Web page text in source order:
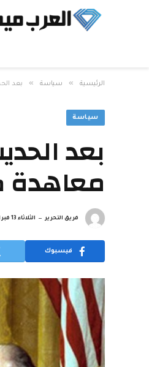
الرئيسية » سياسة » بعد
سياسة
بعد
معاهدة
فريق التحرير الثلاثاء 13 فبراير 11:49 ص
فيسبوك